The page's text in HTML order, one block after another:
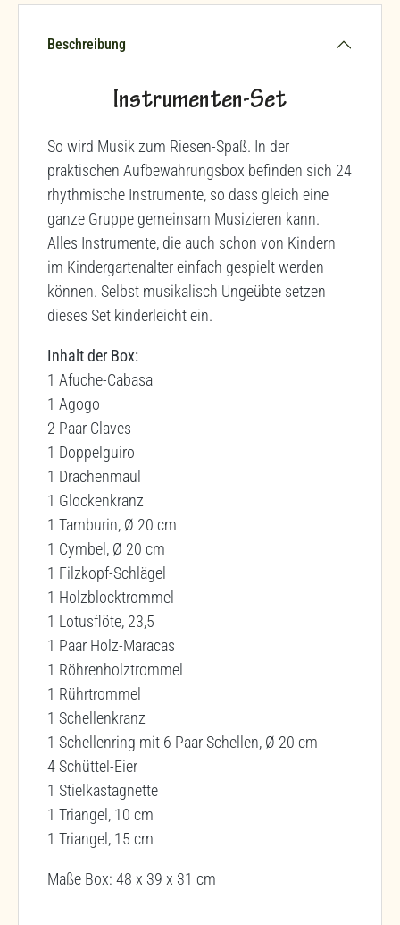
Beschreibung
Instrumenten-Set
So wird Musik zum Riesen-Spaß. In der
praktischen Aufbewahrungsbox befinden sich 24
rhythmische Instrumente, so dass gleich eine
ganze Gruppe gemeinsam Musizieren kann.
Alles Instrumente, die auch schon von Kindern
im Kindergartenalter einfach gespielt werden
können. Selbst musikalisch Ungeübte setzen
dieses Set kinderleicht ein.
Inhalt der Box:
1 Afuche-Cabasa
1 Agogo
2 Paar Claves
1 Doppelguiro
1 Drachenmaul
1 Glockenkranz
1 Tamburin, Ø 20 cm
1 Cymbel, Ø 20 cm
1 Filzkopf-Schlägel
1 Holzblocktrommel
1 Lotusflöte, 23,5
1 Paar Holz-Maracas
1 Röhrenholztrommel
1 Rührtrommel
1 Schellenkranz
1 Schellenring mit 6 Paar Schellen, Ø 20 cm
4 Schüttel-Eier
1 Stielkastagnette
1 Triangel, 10 cm
1 Triangel, 15 cm
Maße Box: 48 x 39 x 31 cm